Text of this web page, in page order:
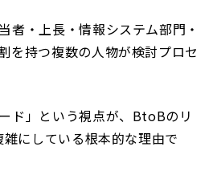
者・上長・情報システム部門・
を持つ複数の人物が検討プロセ
ド」という視点が、BtoBのリ
にしている根本的な理由で